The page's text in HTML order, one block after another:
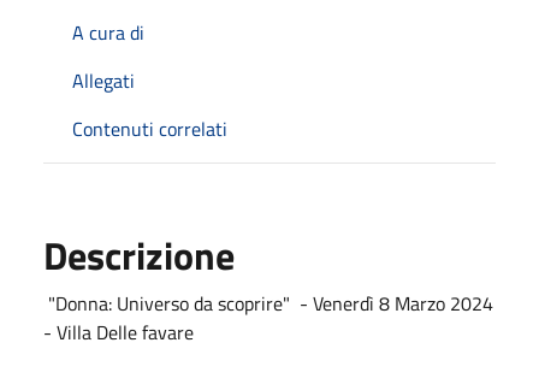
A cura di
Allegati
Contenuti correlati
Descrizione
"Donna: Universo da scoprire" - Venerdì 8 Marzo 2024
- Villa Delle favare